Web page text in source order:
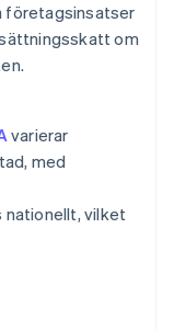
företagsinsatser
om
varierar
med
vilket